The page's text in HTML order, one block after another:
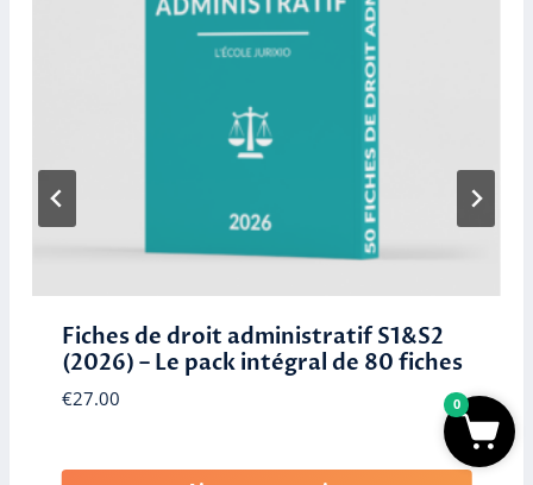
Fiches de droit des contrats (2026) –
Le pack intégral de 30 fiches
€19.00 0